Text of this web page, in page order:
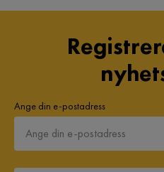
Ange din e-postadress